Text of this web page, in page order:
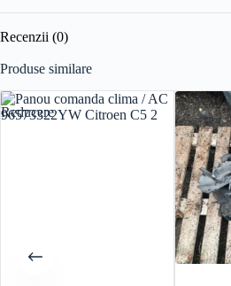
Recenzii (0)
Produse similare
Reducere